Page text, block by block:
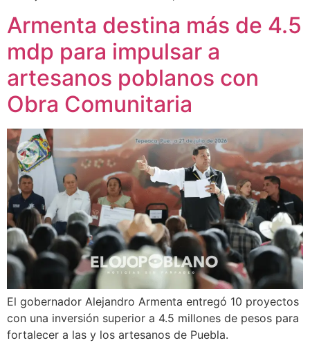
Armenta destina más de 4.5
mdp para impulsar a
artesanos poblanos con
Obra Comunitaria
El gobernador Alejandro Armenta entregó 10 proyectos
con una inversión superior a 4.5 millones de pesos para
fortalecer a las y los artesanos de Puebla.